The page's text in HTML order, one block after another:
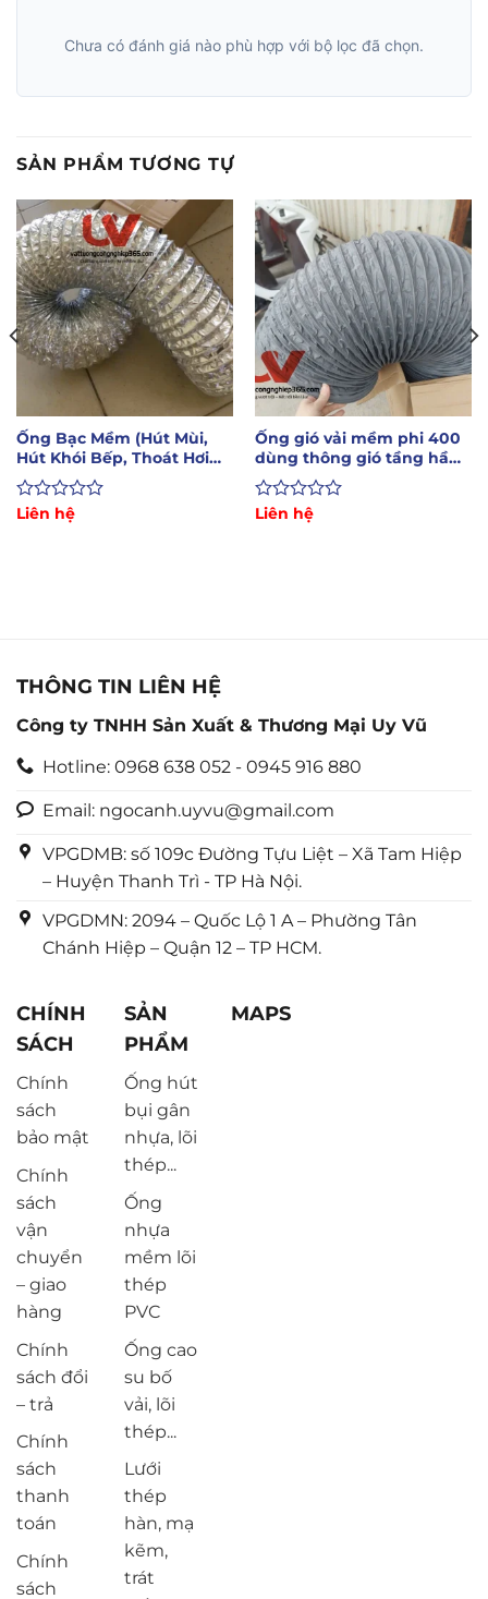
Chưa có đánh giá nào phù hợp với bộ lọc đã chọn.
SẢN PHẨM TƯƠNG TỰ
Ống Bạc Mềm (Hút Mùi,
Hút Khói Bếp, Thoát Hơi
Nóng Máy Sấy)
Được
Liên hệ
Ống gió vải mềm phi 400
dùng thông gió tầng hầm,
dẫn khí nóng
Được
Liên hệ
THÔNG TIN LIÊN HỆ
Công ty TNHH Sản Xuất & Thương Mại Uy Vũ
Hotline: 0968 638 052 - 0945 916 880
Email: ngocanh.uyvu@gmail.com
VPGDMB: số 109c Đường Tựu Liệt – Xã Tam Hiệp
– Huyện Thanh Trì - TP Hà Nội.
VPGDMN: 2094 – Quốc Lộ 1 A – Phường Tân
Chánh Hiệp – Quận 12 – TP HCM.
CHÍNH
SÁCH
Chính
sách
bảo mật
Chính
sách
vận
chuyển
– giao
hàng
Chính
sách đổi
– trả
Chính
sách
thanh
toán
Chính
sách
SẢN
PHẨM
Ống hút
bụi gân
nhựa, lõi
thép...
Ống
nhựa
mềm lõi
thép
PVC
Ống cao
su bố
vải, lõi
thép...
Lưới
thép
hàn, mạ
kẽm,
trát
MAPS